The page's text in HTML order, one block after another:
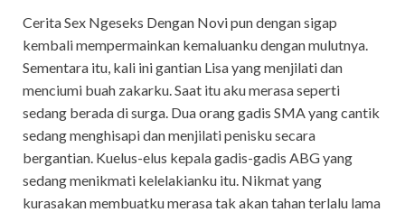
Cerita Sex Ngeseks Dengan Novi pun dengan sigap
kembali mempermainkan kemaluanku dengan mulutnya.
Sementara itu, kali ini gantian Lisa yang menjilati dan
menciumi buah zakarku. Saat itu aku merasa seperti
sedang berada di surga. Dua orang gadis SMA yang cantik
sedang menghisapi dan menjilati penisku secara
bergantian. Kuelus-elus kepala gadis-gadis ABG yang
sedang menikmati kelelakianku itu. Nikmat yang
kurasakan membuatku merasa tak akan tahan terlalu lama